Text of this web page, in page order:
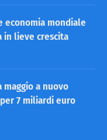
economia mondiale
in lieve crescita
maggio a nuovo
7 miliardi euro